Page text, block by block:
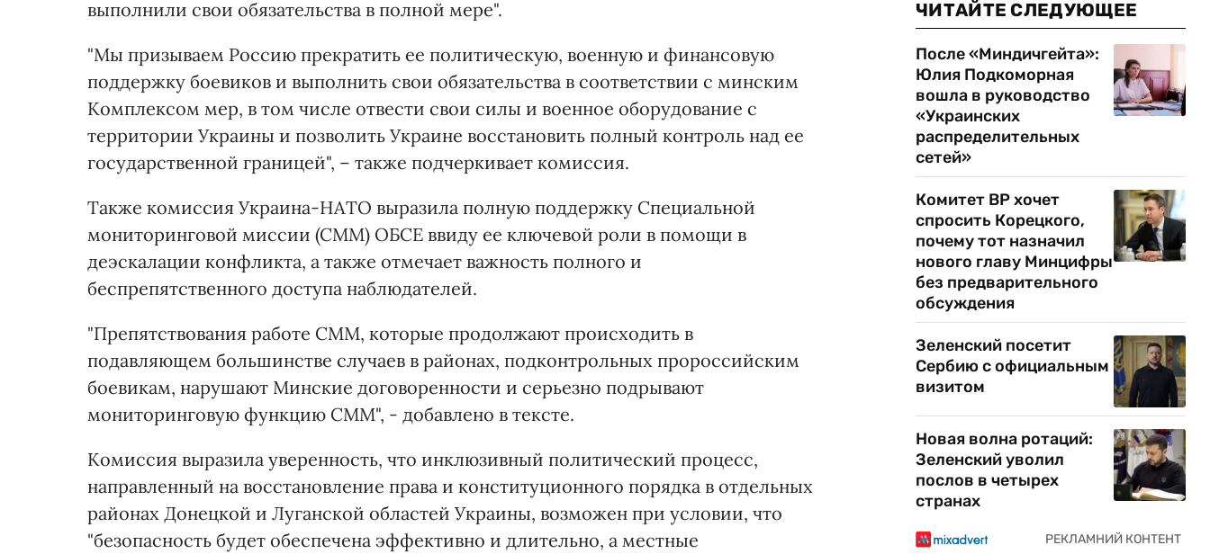
выполнили свои обязательства в полной мере".
"Мы призываем Россию прекратить ее политическую, военную и финансовую
поддержку боевиков и выполнить свои обязательства в соответствии с минским
Комплексом мер, в том числе отвести свои силы и военное оборудование с
территории Украины и позволить Украине восстановить полный контроль над ее
государственной границей", – также подчеркивает комиссия.
Также комиссия Украина-НАТО выразила полную поддержку Специальной
мониторинговой миссии (СММ) ОБСЕ ввиду ее ключевой роли в помощи в
деэскалации конфликта, а также отмечает важность полного и
беспрепятственного доступа наблюдателей.
"Препятствования работе СММ, которые продолжают происходить в
подавляющем большинстве случаев в районах, подконтрольных пророссийским
боевикам, нарушают Минские договоренности и серьезно подрывают
мониторинговую функцию СММ", - добавлено в тексте.
Комиссия выразила уверенность, что инклюзивный политический процесс,
направленный на восстановление права и конституционного порядка в отдельных
районах Донецкой и Луганской областей Украины, возможен при условии, что
"безопасность будет обеспечена эффективно и длительно, а местные
ЧИТАЙТЕ СЛЕДУЮЩЕЕ
После «Миндичгейта»:
Юлия Подкоморная
вошла в руководство
«Украинских
распределительных
сетей»
Комитет ВР хочет
спросить Корецкого,
почему тот назначил
нового главу Минцифры
без предварительного
обсуждения
Зеленский посетит
Сербию с официальным
визитом
Новая волна ротаций:
Зеленский уволил
послов в четырех
странах